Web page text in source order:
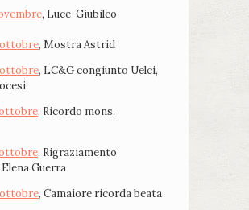
, Luce-Giubileo
, Mostra Astrid
, LC&G congiunto Uelci,
, Ricordo mons.
, Rigraziamento
Guerra
, Camaiore ricorda beata